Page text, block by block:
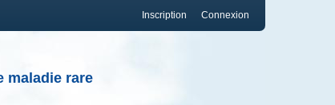
Connexion
Inscription
maladie rare